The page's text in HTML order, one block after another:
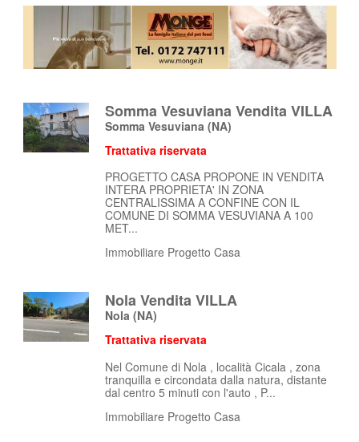
Somma Vesuviana Vendita VILLA
Somma Vesuviana (NA)
Trattativa riservata
PROGETTO CASA PROPONE IN VENDITA
INTERA PROPRIETA' IN ZONA
CENTRALISSIMA A CONFINE CON IL
COMUNE DI SOMMA VESUVIANA A 100
MET...
Immobiliare Progetto Casa
Nola Vendita VILLA
Nola (NA)
Trattativa riservata
Nel Comune di Nola , località Cicala , zona
tranquilla e circondata dalla natura, distante
dal centro 5 minuti con l'auto , P...
Immobiliare Progetto Casa